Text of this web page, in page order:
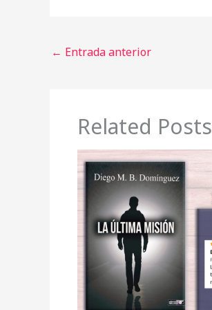
← Entrada anterior
Related Posts